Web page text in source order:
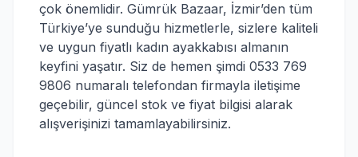
çok önemlidir. Gümrük Bazaar, İzmir’den tüm
Türkiye’ye sunduğu hizmetlerle, sizlere kaliteli
ve uygun fiyatlı kadın ayakkabısı almanın
keyfini yaşatır. Siz de hemen şimdi 0533 769
9806 numaralı telefondan firmayla iletişime
geçebilir, güncel stok ve fiyat bilgisi alarak
alışverişinizi tamamlayabilirsiniz.